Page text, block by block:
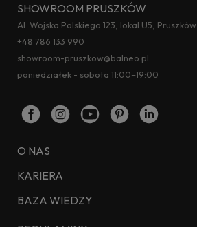
SHOWROOM PRUSZKÓW
Al. Wojska Polskiego 123, lokal U5, Pruszków
+48 786 133 990
showroom-pruszkow@balneo.pl
poniedziałek - sobota 11:00–19:00
O NAS
KARIERA
BAZA WIEDZY